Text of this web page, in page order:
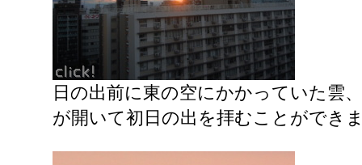
日の出前に東の空にかかっていた雲
が開いて初日の出を拝むことができ